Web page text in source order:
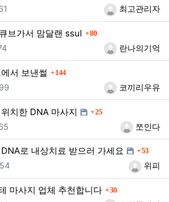
등록자최고관리자
브가서 맘달랜 ssul 댓글
80
등록자란나의기억
서 보낸썰 댓글
144
등록자코끼리우유
치한 DNA 마사지 댓글
25
등록자쪼인다
로 내상치료 받으러 가세요 댓글
53
등록자위피
마사지 업체 추천합니다 댓글
30